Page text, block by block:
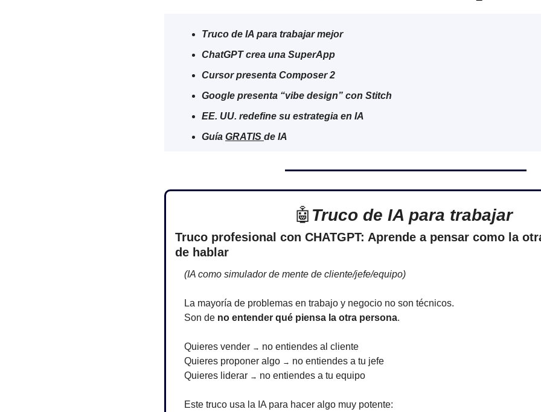
Truco de IA para trabajar mejor
ChatGPT crea una SuperApp
Cursor presenta Composer 2
Google presenta “vibe design” con Stitch
EE. UU. redefine su estrategia en IA
Guía GRATIS de IA
🤖 Truco de IA para trabajar
Truco profesional con CHATGPT: Aprende a pensar como la
de hablar
(IA como simulador de mente de cliente/jefe/equipo)
La mayoría de problemas en trabajo y negocio no son técnicos.
Son de no entender qué piensa la otra persona.
Quieres vender → no entiendes al cliente
Quieres proponer algo → no entiendes a tu jefe
Quieres liderar → no entiendes a tu equipo
Este truco usa la IA para hacer algo muy potente: